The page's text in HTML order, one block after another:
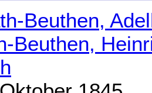
Beuthen,
Beuthen,